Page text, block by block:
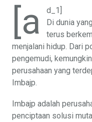
[a
d_1]
Di dunia
terus
menjalani hidup. Dari
pengemudi,
perusahaan yang
Imbajp.
Imbajp adalah
penciptaan solusi